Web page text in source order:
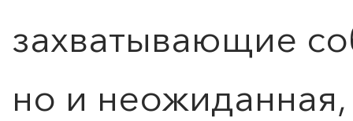
захватывающие
но и неожиданная,